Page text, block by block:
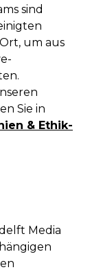
sind
um aus
Sie in
& Ethik-
Media